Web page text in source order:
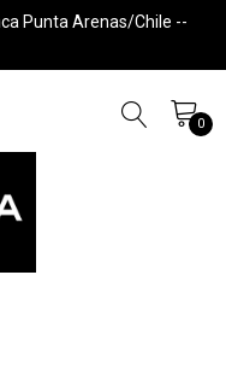
Punta Arenas/Chile --
0